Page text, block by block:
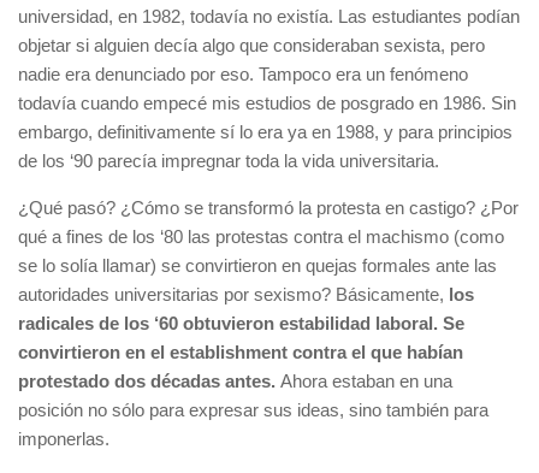
universidad, en 1982, todavía no existía. Las estudiantes podían
objetar si alguien decía algo que consideraban sexista, pero
nadie era denunciado por eso. Tampoco era un fenómeno
todavía cuando empecé mis estudios de posgrado en 1986. Sin
embargo, definitivamente sí lo era ya en 1988, y para principios
de los ‘90 parecía impregnar toda la vida universitaria.
¿Qué pasó? ¿Cómo se transformó la protesta en castigo? ¿Por
qué a fines de los ‘80 las protestas contra el machismo (como
se lo solía llamar) se convirtieron en quejas formales ante las
autoridades universitarias por sexismo? Básicamente, los
radicales de los ‘60 obtuvieron estabilidad laboral. Se
convirtieron en el establishment contra el que habían
protestado dos décadas antes. Ahora estaban en una
posición no sólo para expresar sus ideas, sino también para
imponerlas.